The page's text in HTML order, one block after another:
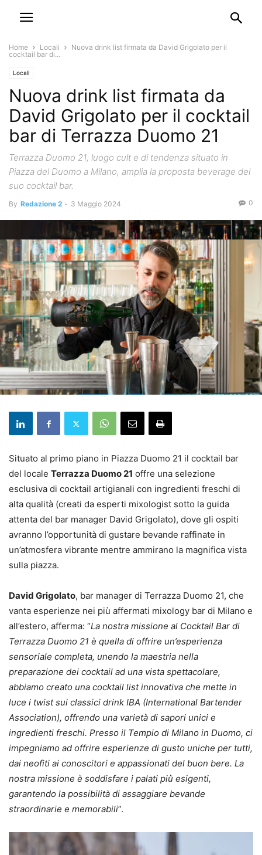
Home Locali
Nuova drink list firmata da David Grigolato per il
cocktail bar di...
Locali
Nuova drink list firmata da
David Grigolato per il cocktail
bar di Terrazza Duomo 21
Terrazza Duomo 21, luogo cult e di tendenza situato in
Piazza del Duomo a Milano, amplia la proposta beverage del
suo cocktail bar.
By Redazione 2 - 3 Maggio 2024 0
Situato al primo piano in Piazza Duomo 21 il cocktail bar
del locale Terrazza Duomo 21 offre una selezione
esclusiva di cocktail artigianali con ingredienti freschi di
alta qualità (creati da esperti mixologist sotto la guida
attenta del bar manager David Grigolato), dove gli ospiti
avranno l’opportunità di gustare bevande raffinate in
un’atmosfera vibrante mentre ammirano la magnifica vista
sulla piazza.
David Grigolato, bar manager di Terrazza Duomo 21, che
vanta esperienze nei più affermati mixology bar di Milano e
all’estero, afferma: “La nostra missione al Cocktail Bar di
Terrazza Duomo 21 è quella di offrire un’esperienza
sensoriale completa, unendo la maestria nella
preparazione dei cocktail ad una vista spettacolare,
abbiamo creato una cocktail list innovativa che mette in
luce i twist sui classici drink IBA (International Bartender
Association), offrendo una varietà̀ di sapori unici e
ingredienti freschi. Presso il Tempio di Milano in Duomo, ci
impegniamo ad offrire esperienze di gusto uniche per tutti,
dai neofiti ai conoscitori e appassionati del buon bere. La
nostra missione è soddisfare i palati più̀ esigenti,
garantendo la possibilità di assaggiare bevande
straordinarie e memorabili”.